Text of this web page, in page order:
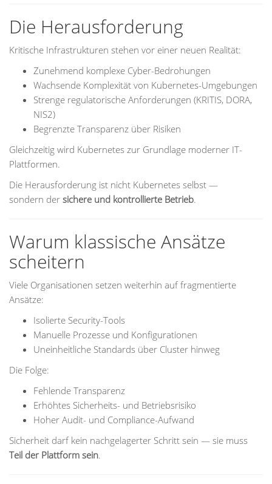
Die Herausforderung
Kritische Infrastrukturen stehen vor einer neuen Realität:
Zunehmend komplexe Cyber-Bedrohungen
Wachsende Komplexität von Kubernetes-Umgebungen
Strenge regulatorische Anforderungen (KRITIS, DORA,
NIS2)
Begrenzte Transparenz über Risiken
Gleichzeitig wird Kubernetes zur Grundlage moderner IT-
Plattformen.
Die Herausforderung ist nicht Kubernetes selbst —
sondern der sichere und kontrollierte Betrieb.
Warum klassische Ansätze
scheitern
Viele Organisationen setzen weiterhin auf fragmentierte
Ansätze:
Isolierte Security-Tools
Manuelle Prozesse und Konfigurationen
Uneinheitliche Standards über Cluster hinweg
Die Folge:
Fehlende Transparenz
Erhöhtes Sicherheits- und Betriebsrisiko
Hoher Audit- und Compliance-Aufwand
Sicherheit darf kein nachgelagerter Schritt sein — sie muss
Teil der Plattform sein.